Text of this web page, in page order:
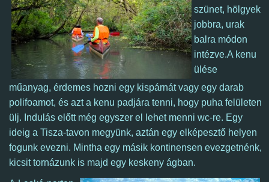
szünet, hölgyek
jobbra, urak
balra módon
intézve.A kenu
ülése
műanyag, érdemes hozni egy kispárnát vagy egy darab
polifoamot, és azt a kenu padjára tenni, hogy puha felületen
ülj. Indulás előtt még egyszer el lehet menni wc-re. Egy
ideig a Tisza-tavon megyünk, aztán egy elképesztő helyen
fogunk evezni. Mintha egy másik kontinensen evezgetnénk,
kicsit tornázunk is majd egy keskeny ágban.